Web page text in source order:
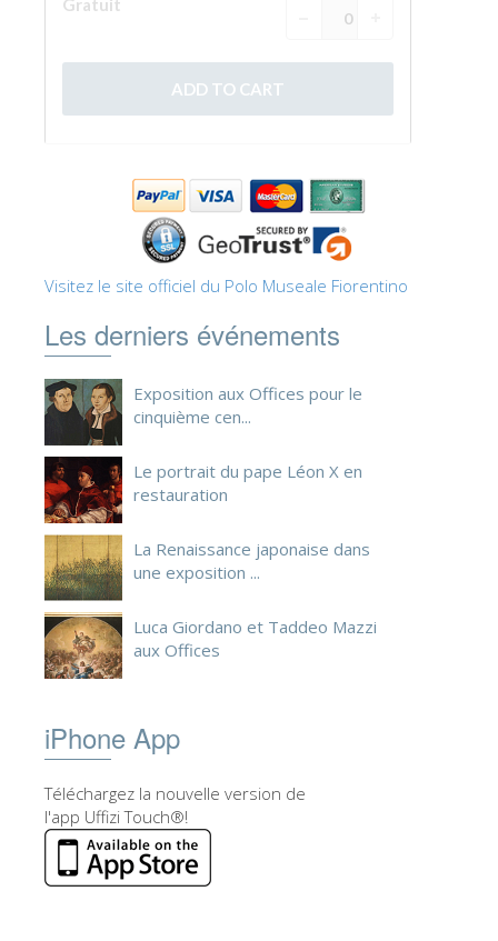
Visitez le site officiel du Polo Museale Fiorentino
Les derniers événements
Exposition aux Offices pour le
cinquième cen...
Le portrait du pape Léon X en
restauration
La Renaissance japonaise dans
une exposition ...
Luca Giordano et Taddeo Mazzi
aux Offices
iPhone App
Téléchargez la nouvelle version de
l'app Uffizi Touch®!